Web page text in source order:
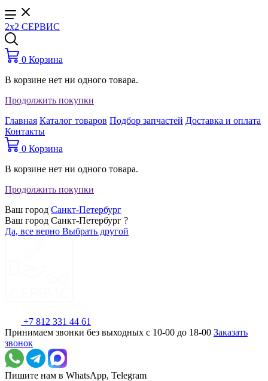
2x2 СЕРВИС
0 Корзина
В корзине нет ни одного товара.
Продолжить покупки
Главная Каталог товаров Подбор запчастей Доставка и оплата
Контакты
0 Корзина
В корзине нет ни одного товара.
Продолжить покупки
Ваш город Санкт-Петербург
Ваш город Санкт-Петербург ?
Да, все верно Выбрать другой
+7 812 331 44 61
Принимаем звонки без выходных с 10-00 до 18-00 Заказать
звонок
Пишите нам в WhatsApp, Telegram